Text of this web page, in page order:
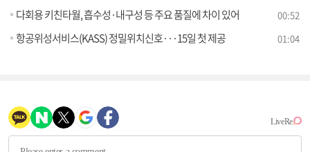
다회용 키친타월, 흡수성·내구성 등 주요 품질에 차이 있어 00:52
항공위성서비스(KASS) 정밀위치신호···15일 첫 제공 01:04